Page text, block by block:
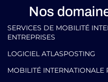
Nos
SERVICES DE MOBILITÉ
ENTREPRISES
LOGICIEL ATLASPOSTING
MOBILITÉ INTERNATIONALE